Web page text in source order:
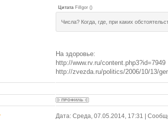
Цитата FilIgor ()
Числа? Когда, где, при каких
На здоровье:
http://www.rv.ru/content.php3?id=7949
http://zvezda.ru/politics/2006/10/13/
Дата: Среда, 07.05.2014, 17:31 |